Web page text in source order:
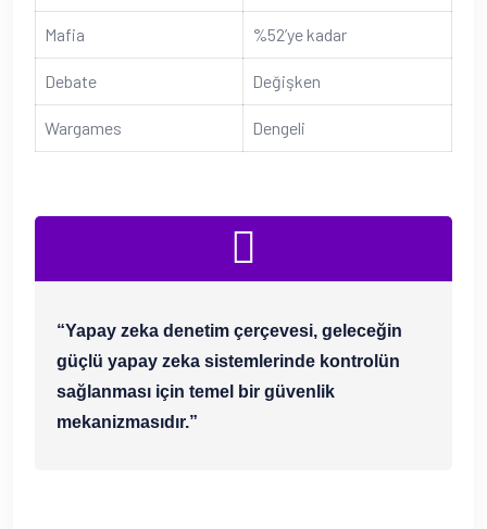
Mafia %52’ye kadar
Debate Değişken
Wargames Dengeli
“Yapay zeka denetim çerçevesi, geleceğin
güçlü yapay zeka sistemlerinde kontrolün
sağlanması için temel bir güvenlik
mekanizmasıdır.”